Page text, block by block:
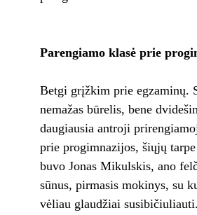
Parengiamo klasė prie
Betgi grįžkim prie egzaminų.
nemažas būrelis, bene
daugiausia antroji
prie progimnazijos, šiųjų
buvo Jonas Mikulskis, ano
sūnus, pirmasis mokinys, su
vėliau glaudžiai